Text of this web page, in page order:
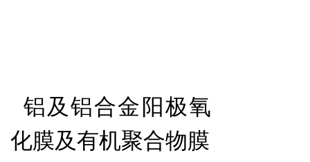
铝及铝合金阳极氧
化膜及有机聚合物膜